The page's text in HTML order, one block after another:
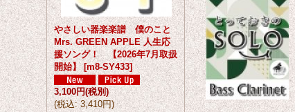
やさしい器楽楽譜 僕のこと
Mrs. GREEN APPLE 人生応
援ソング！ 【2026年7月取扱
開始】 [m8-SY433]
3,100円(税別)
(税込: 3,410円)